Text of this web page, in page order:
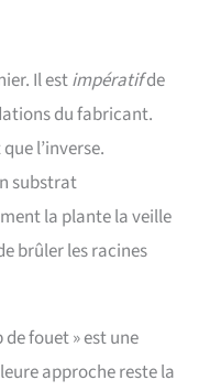
Il estimpératifde
du fabricant.
l’inverse.
substrat
la plante la veille
brûler les racines
de fouet » est une
approche reste la